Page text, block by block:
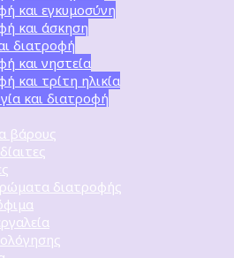
και εγκυμοσύνη
και άσκηση
διατροφή
και νηστεία
και τρίτη ηλικία
και διατροφή
βάρους
διατροφής